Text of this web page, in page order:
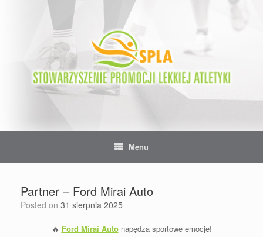
Menu
Partner – Ford Mirai Auto
Posted on 31 sierpnia 2025
🔥 Ford Mirai Autonapędza sportowe emocje!